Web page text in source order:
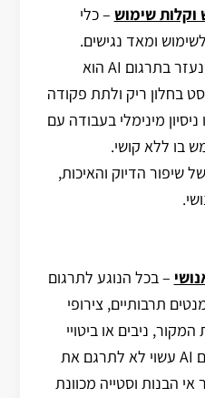
וקלות שימוש – כלי
כל מה שנדרש ממי שנעזר בתרגום AI הוא
בחלון ריק ולתת פקודה
מינימלי בעבודה עם
שיפור הדיוק והאיכות,
– בכל הנוגע לתרגום
תרבותיים, צירופי
ניבים או ביטויי
שפה ייחודיים – תרגום AI עשוי לא לתרגם את
הבנות וסטייה מכוונת